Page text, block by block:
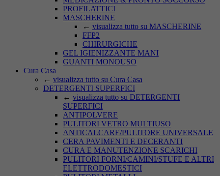
PROFILATTICI
MASCHERINE
← visualizza tutto su MASCHERINE
FFP2
CHIRURGICHE
GEL IGIENIZZANTE MANI
GUANTI MONOUSO
Cura Casa
← visualizza tutto su Cura Casa
DETERGENTI SUPERFICI
← visualizza tutto su DETERGENTI
SUPERFICI
ANTIPOLVERE
PULITORI VETRO MULTIUSO
ANTICALCARE/PULITORE UNIVERSALE
CERA PAVIMENTI E DECERANTI
CURA E MANUTENZIONE SCARICHI
PULITORI FORNI/CAMINI/STUFE E ALTRI
ELETTRODOMESTICI